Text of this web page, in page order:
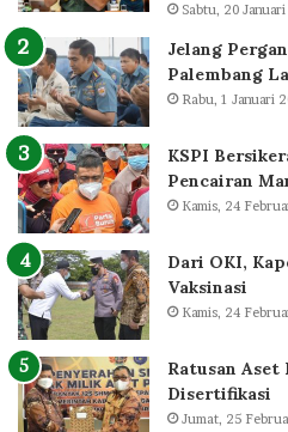
Sabtu, 20
Jelang
Palembang
Rabu, 1 Januari
KSPI
Pencairan
Kamis, 24
Dari OKI,
Vaksinasi
Kamis, 24
Ratusan Aset
Disertifikasi
Jumat, 25